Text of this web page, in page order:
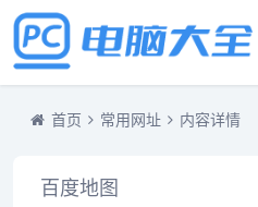
首页 常用网址 内容详情
百度地图